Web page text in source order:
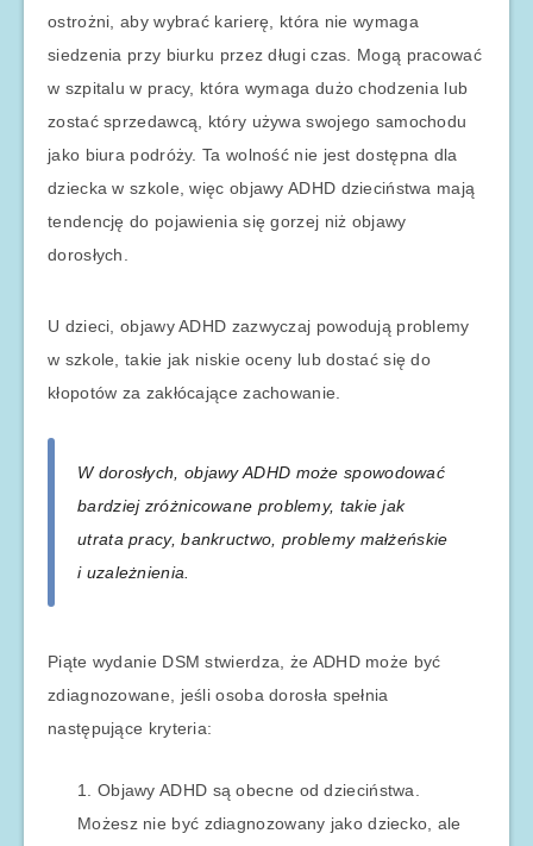
ostrożni, aby wybrać karierę, która nie wymaga
siedzenia przy biurku przez długi czas. Mogą pracować
w szpitalu w pracy, która wymaga dużo chodzenia lub
zostać sprzedawcą, który używa swojego samochodu
jako biura podróży. Ta wolność nie jest dostępna dla
dziecka w szkole, więc objawy ADHD dzieciństwa mają
tendencję do pojawienia się gorzej niż objawy
dorosłych.
U dzieci, objawy ADHD zazwyczaj powodują problemy
w szkole, takie jak niskie oceny lub dostać się do
kłopotów za zakłócające zachowanie.
W dorosłych, objawy ADHD może spowodować
bardziej zróżnicowane problemy, takie jak
utrata pracy, bankructwo, problemy małżeńskie
i uzależnienia.
Piąte wydanie DSM stwierdza, że ADHD może być
zdiagnozowane, jeśli osoba dorosła spełnia
następujące kryteria:
Objawy ADHD są obecne od dzieciństwa.
Możesz nie być zdiagnozowany jako dziecko, ale